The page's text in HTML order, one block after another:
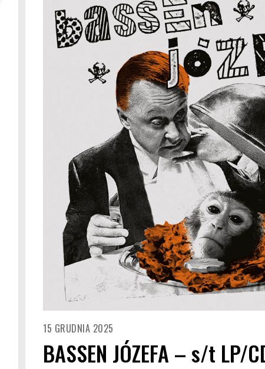
15 GRUDNIA 2025
BASSEN JÓZEFA – s/t LP/